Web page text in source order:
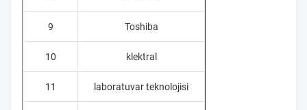
9 Toshiba
10 klektral
11 laboratuvar teknolojisi